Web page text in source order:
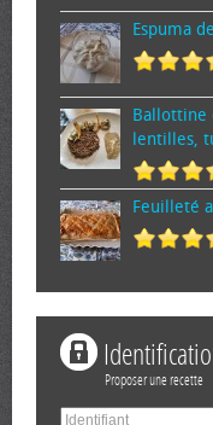
Espuma
Ballottine
lentilles,
Feuilleté
Proposer une recette